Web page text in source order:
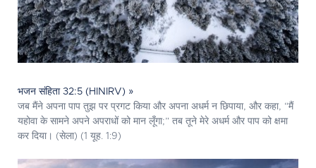
भजन संहिता 32:5 (HINIRV) »
जब मैंने अपना पाप तुझ पर प्रगट किया और अपना अधर्म न छिपाया, और कहा, “मैं
यहोवा के सामने अपने अपराधों को मान लूँगा;” तब तूने मेरे अधर्म और पाप को क्षमा
कर दिया। (सेला) (1 यूह. 1:9)